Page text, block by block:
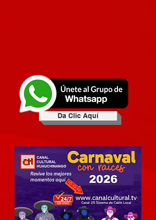
Da Clic Aquí